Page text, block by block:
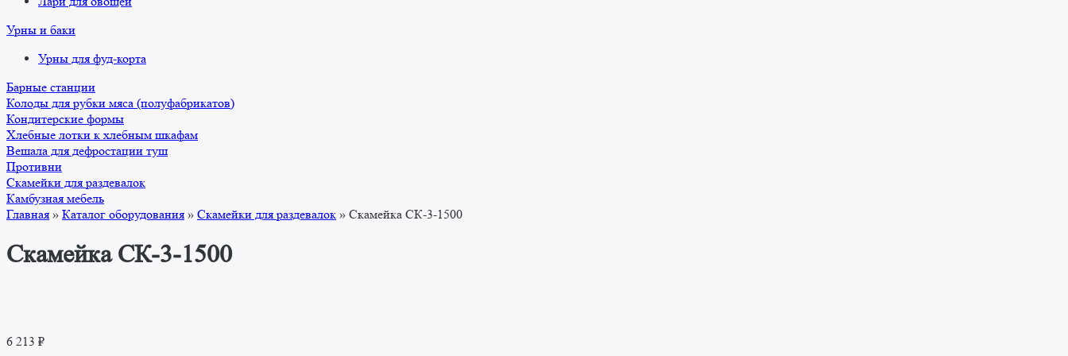
Урны и баки
Урны для фуд-корта
Барные станции
Колоды для рубки мяса (полуфабрикатов)
Кондитерские формы
Хлебные лотки к хлебным шкафам
Вешала для дефростации туш
Противни
Скамейки для раздевалок
Камбузная мебель
Главная » Каталог оборудования » Скамейки для раздевалок » Скамейка СК-3-1500
Скамейка СК-3-1500
6 213 ₽